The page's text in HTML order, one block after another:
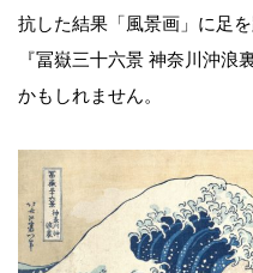
抗した結果「風景画」に足
『冨嶽三十六景 神奈川沖浪
かもしれません。